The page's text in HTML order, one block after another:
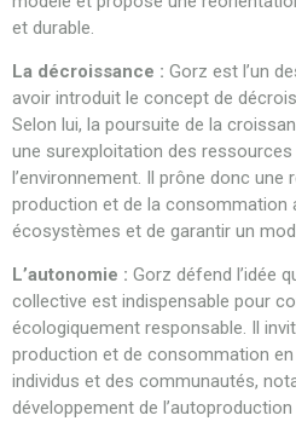
et durable.
La décroissance : Gorz est l’un
avoir introduit le concept de
Selon lui, la poursuite de la
une surexploitation des
l’environnement. Il prône donc
production et de la consommation
écosystèmes et de garantir un
L’autonomie : Gorz défend l’idée
collective est indispensable pour
écologiquement responsable. Il
production et de consommation
individus et des communautés,
développement de